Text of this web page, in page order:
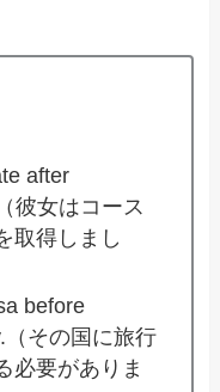
after
彼女はコース
取得しまし
before
その国に旅行
必要がありま